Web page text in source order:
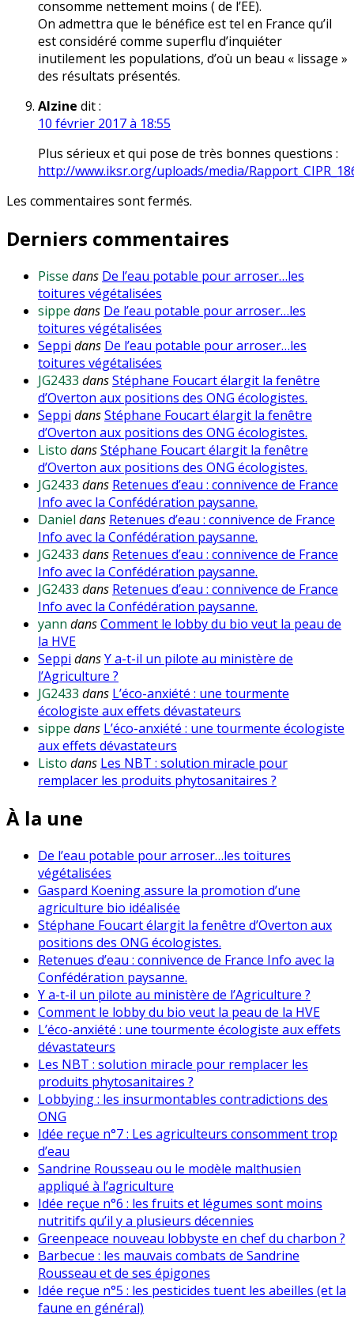
consomme nettement moins ( de l’EE).
On admettra que le bénéfice est tel en France qu’il
est considéré comme superflu d’inquiéter
inutilement les populations, d’où un beau « lissage »
des résultats présentés.
Alzine dit :
10 février 2017 à 18:55
Plus sérieux et qui pose de très bonnes questions :
http://www.iksr.org/uploads/media/
Les commentaires sont fermés.
Derniers commentaires
Pisse dans De l’eau potable pour arroser…les
toitures végétalisées
sippe dans De l’eau potable pour arroser…les
toitures végétalisées
Seppi dans De l’eau potable pour arroser…les
toitures végétalisées
JG2433 dansStéphane Foucart élargit la fenêtre
d’Overton aux positions des ONG écologistes.
Seppi dansStéphane Foucart élargit la fenêtre
d’Overton aux positions des ONG écologistes.
Listo dansStéphane Foucart élargit la fenêtre
d’Overton aux positions des ONG écologistes.
JG2433 dans Retenues d’eau : connivence de France
Info avec la Confédération paysanne.
Daniel dans Retenues d’eau : connivence de France
Info avec la Confédération paysanne.
JG2433 dans Retenues d’eau : connivence de France
Info avec la Confédération paysanne.
JG2433 dans Retenues d’eau : connivence de France
Info avec la Confédération paysanne.
yann dansComment le lobby du bio veut la peau de
la HVE
Seppi dansY a-t-il un pilote au ministère de
l’Agriculture ?
JG2433 dans L’éco-anxiété : une tourmente
écologiste aux effets dévastateurs
sippe dans L’éco-anxiété : une tourmente écologiste
aux effets dévastateurs
Listo dans Les NBT : solution miracle pour
remplacer les produits phytosanitaires ?
À la une
De l’eau potable pour arroser…les toitures
végétalisées
Gaspard Koening assure la promotion d’une
agriculture bio idéalisée
Stéphane Foucart élargit la fenêtre d’Overton aux
positions des ONG écologistes.
Retenues d’eau : connivence de France Info avec la
Confédération paysanne.
Y a-t-il un pilote au ministère de l’Agriculture ?
Comment le lobby du bio veut la peau de la HVE
L’éco-anxiété : une tourmente écologiste aux effets
dévastateurs
Les NBT : solution miracle pour remplacer les
produits phytosanitaires ?
Lobbying : les insurmontables contradictions des
ONG
Idée reçue n°7 : Les agriculteurs consomment trop
d’eau
Sandrine Rousseau ou le modèle malthusien
appliqué à l’agriculture
Idée reçue n°6 : les fruits et légumes sont moins
nutritifs qu’il y a plusieurs décennies
Greenpeace nouveau lobbyste en chef du charbon ?
Barbecue : les mauvais combats de Sandrine
Rousseau et de ses épigones
Idée reçue n°5 : les pesticides tuent les abeilles (et la
faune en général)